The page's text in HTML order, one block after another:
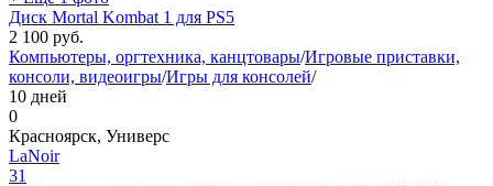
Диск Mortal Kombat 1 для PS5
2 100 руб.
Компьютеры, оргтехника, канцтовары/Игровые приставки,
консоли, видеоигры/Игры для консолей/
10 дней
0
Красноярск, Универс
LaNoir
31